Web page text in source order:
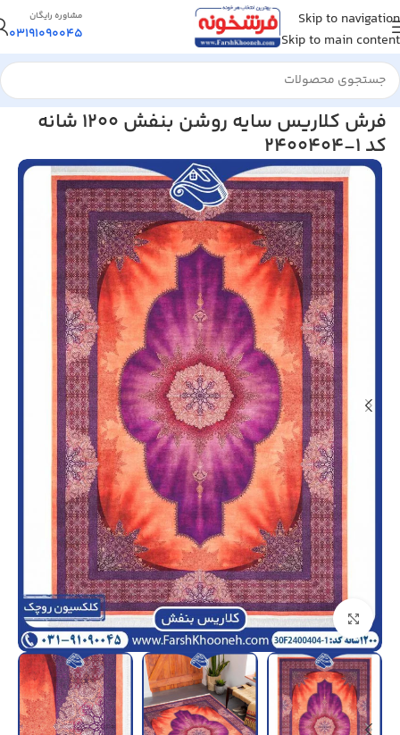
Skip to navigation
Skip to main content
مشاوره رایگان
03191090045
خانه/فرش کلاریس
فرش کلاریس سایه روشن بنفش 1200 شانه
کد 1-2400404
بزرگنمایی تصویر